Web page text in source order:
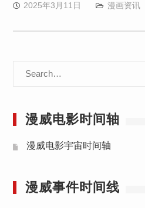
2025年3月11日 漫画资讯
漫威电影时间轴
漫威电影宇宙时间轴
漫威事件时间线